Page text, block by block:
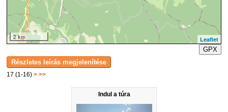
17 (1-16)> >>
Indul a túra
2 km
Leaflet
GPX